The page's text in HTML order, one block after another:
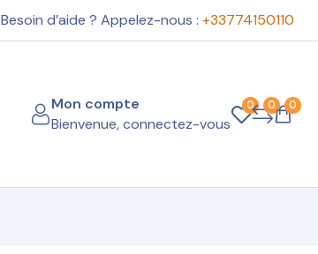
Besoin d’aide ? Appelez-nous : +33774150110
Mon compte
Bienvenue, connectez-vous
0 0 0